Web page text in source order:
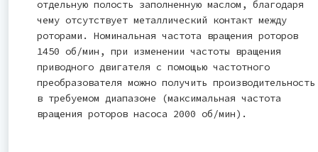
отдельную полость заполненную маслом, благодаря
чему отсутствует металлический контакт между
роторами. Номинальная частота вращения роторов
1450 об/мин, при изменении частоты вращения
приводного двигателя с помощью частотного
преобразователя можно получить производительность
в требуемом диапазоне (максимальная частота
вращения роторов насоса 2000 об/мин).